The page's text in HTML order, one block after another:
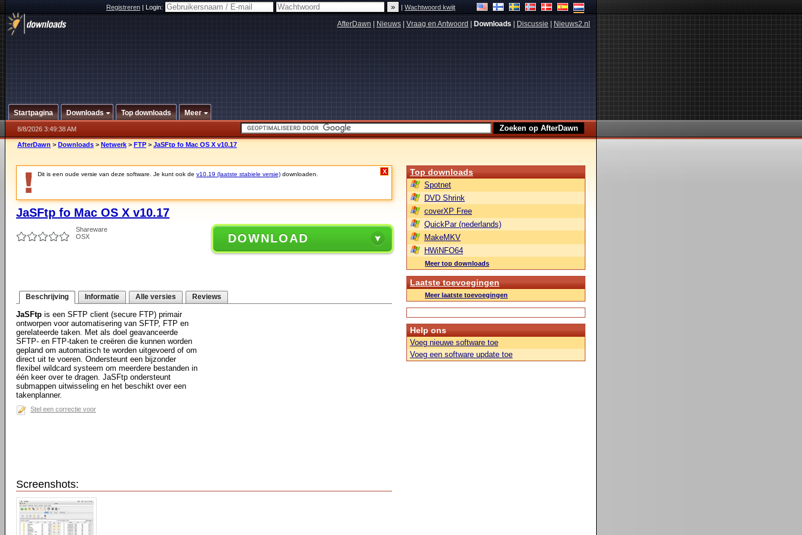
Registreren|Login: |Wachtwoord kwijt
AfterDawn Nieuws Vraag en Antwoord Downloads Discussie Nieuws2.nl
Startpagina Downloads Top downloads Meer
8/8/2026 3:49:38 AM
AfterDawn > Downloads > Netwerk > FTP > JaSFtp fo Mac OS X v10.17
Dit is een oude versie van deze software. Je kunt ook de v10.19 (laatste stabiele versie) downloaden. X
JaSFtp fo Mac OS X v10.17
Shareware
OSX
DOWNLOAD
Beschrijving Informatie Alle versies Reviews
JaSFtp is een SFTP client (secure FTP) primair
ontworpen voor automatisering van SFTP, FTP en
gerelateerde taken. Met als doel geavanceerde
SFTP- en FTP-taken te creëren die kunnen worden
gepland om automatisch te worden uitgevoerd of om
direct uit te voeren. Ondersteunt een bijzonder
flexibel wildcard systeem om meerdere bestanden in
één keer over te dragen. JaSFtp ondersteunt
submappen uitwisseling en het beschikt over een
takenplanner.
Stel een correctie voor
Screenshots:
Top downloads
Spotnet
DVD Shrink
coverXP Free
QuickPar (nederlands)
MakeMKV
HWiNFO64
Meer top downloads
Laatste toevoegingen
Meer laatste toevoegingen
Help ons
Voeg nieuwe software toe
Voeg een software update toe